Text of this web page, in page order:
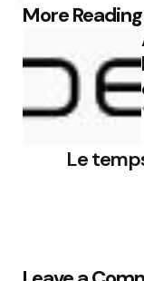
More Reading
Post
navigation
Le